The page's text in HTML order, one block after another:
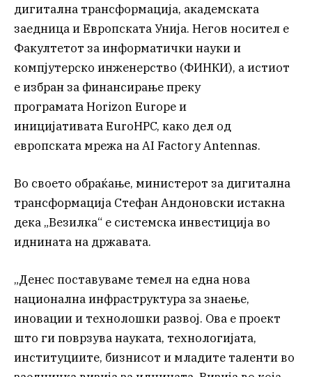
дигитална трансформација, академската
заедница и Европската Унија. Негов носител е
Факултетот за информатички науки и
компјутерско инженерство (ФИНКИ), а истиот
е избран за финансирање преку
програмата Horizon Europe и
иницијативата EuroHPC, како дел од
европската мрежа на AI Factory Antennas.
Во своето обраќање, министерот за дигитална
трансформација Стефан Андоновски истакна
дека „Везилка“ е системска инвестиција во
иднината на државата.
„Денес поставуваме темел на една нова
национална инфраструктура за знаење,
иновации и технолошки развој. Ова е проект
што ги поврзува науката, технологијата,
институциите, бизнисот и младите таленти во